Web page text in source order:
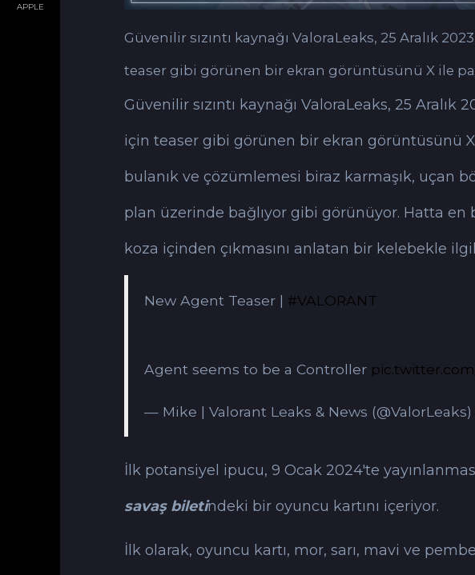
APPLE
Güvenilir sızıntı kaynağı ValoraLeaks, 25 Aralık
teaser gibi görünen bir ekran görüntüsünü X ile
Güvenilir sızıntı kaynağı ValoraLeaks, 25 Aralık
için teaser gibi görünen bir ekran görüntüsünü
bulanık ve çözümlemesi biraz karmaşık, uçan
plan üzerinde bağlıyor gibi görünüyor. Hatta en
koza içinden çıkmasını anlatan bir kelebekle
New Agent Teaser | #VALORANT
Agent seems to be a Controller
— Mike | Valorant Leaks & News (@ValorLeaks)
İlk potansiyel ipucu, 9 Ocak 2024'te
savaş biletindeki bir oyuncu kartını içeriyor.
İlk olarak, oyuncu kartı, mor, sarı, mavi ve